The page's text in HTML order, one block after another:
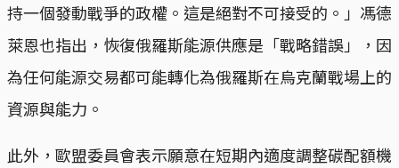
持一個發動戰爭的政權。這是絕對不可接受的。」馮德
萊恩也指出，恢復俄羅斯能源供應是「戰略錯誤」，因
為任何能源交易都可能轉化為俄羅斯在烏克蘭戰場上的
資源與能力。
此外，歐盟委員會表示願意在短期內適度調整碳配額機